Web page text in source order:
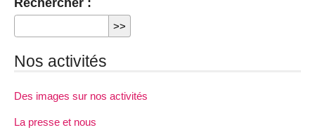
Nos activités
Des images sur nos activités
La presse et nous